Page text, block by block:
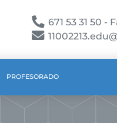
671 53 31 50 -
PROFESORADO